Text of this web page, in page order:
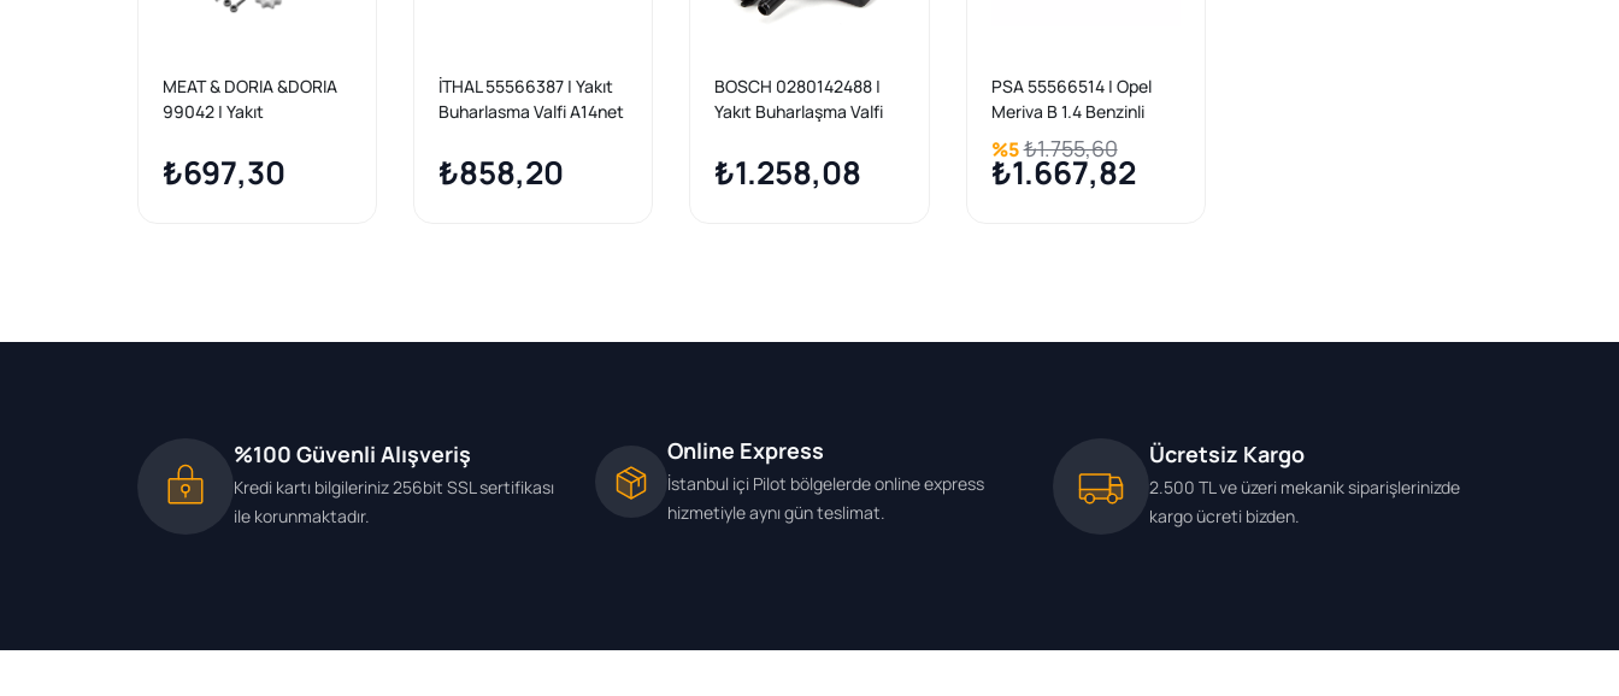
MEAT & DORIA &DORIA
99042 | Yakıt
A14net Aststra J Insignia
A Mokka 55566387 Oem
₺697,30
İTHAL 55566387 | Yakıt
Buharlasma Valfi A14net
₺858,20
BOSCH 0280142488 |
Yakıt Buharlaşma Valfi
Corsa D Meriva B Cruze
A14NET B14NET
₺1.258,08
PSA 55566514 | Opel
Meriva B 1.4 Benzinli
Turbo (A14NET-B14NET)
Yakıt Buharlaştırma Valfi
Orijinal
%5₺1.755,60
₺1.667,82
%100 Güvenli Alışveriş
Kredi kartı bilgileriniz 256bit SSL sertifikası
ile korunmaktadır.
Online Express
İstanbul içi Pilot bölgelerde online express
hizmetiyle aynı gün teslimat.
Ücretsiz Kargo
2.500 TL ve üzeri mekanik siparişlerinizde
kargo ücreti bizden.